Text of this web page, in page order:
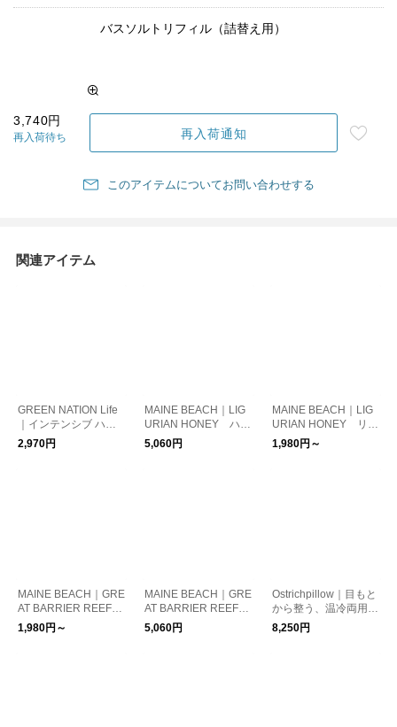
バスソルトリフィル（詰替え用）
3,740円
再入荷待ち 再入荷通知
このアイテムについてお問い合わせする
関連アイテム
GREEN NATION Life
｜インテンシブ ハン
ドクリーム 50ml ス
2,970円
MAINE BEACH｜LIG
URIAN HONEY ハン
ドソープ＆ボディウォ
5,060円
MAINE BEACH｜LIG
URIAN HONEY リッ
プバーム、ハンドクリ
1,980円～
MAINE BEACH｜GRE
AT BARRIER REEF
リップバーム、ハンド
クリーム、ギフトセッ
1,980円～
MAINE BEACH｜GRE
AT BARRIER REEF
ハンドソープ＆ボディ
ウォッシュ
5,060円
Ostrichpillow｜目もと
から整う、温冷両用
アイマスク【夏小物】
8,250円